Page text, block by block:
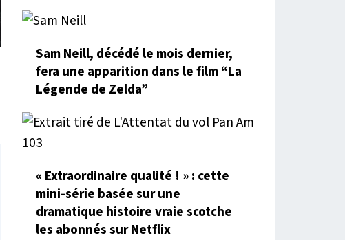
Sam Neill, décédé le mois dernier,
fera une apparition dans le film “La
Légende de Zelda”
« Extraordinaire qualité ! » : cette
mini-série basée sur une
dramatique histoire vraie scotche
les abonnés sur Netflix